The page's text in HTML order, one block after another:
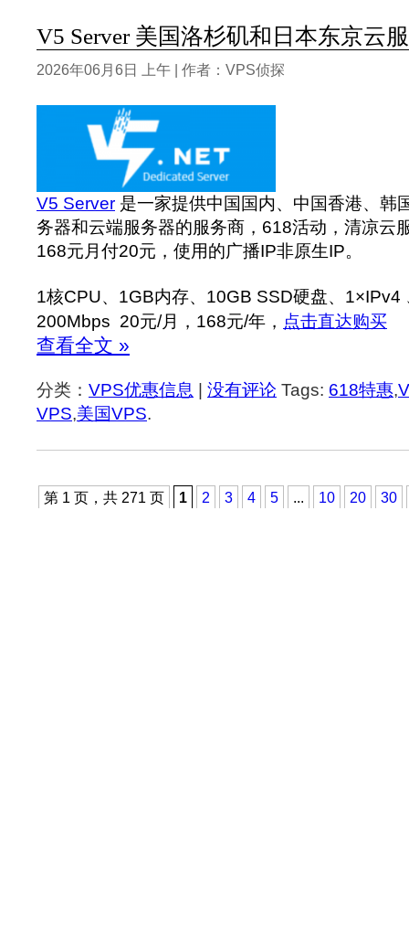
V5 Server 美国洛杉矶和日本东京云
2026年06月6日 上午 | 作者：VPS侦探
V5 Server 是一家提供中国国内、中国香港、韩
务器和云端服务器的服务商，618活动，清凉云
168元月付20元，使用的广播IP非原生IP。
1核CPU、1GB内存、10GB SSD硬盘、1×IPv4
200Mbps 20元/月，168元/年， 点击直达购买
查看全文 »
分类： VPS优惠信息 没有评论 Tags: 618特惠,
VPS,美国VPS.
第 1 页，共 271 页 1 2 3 4 5 ... 10 20 30